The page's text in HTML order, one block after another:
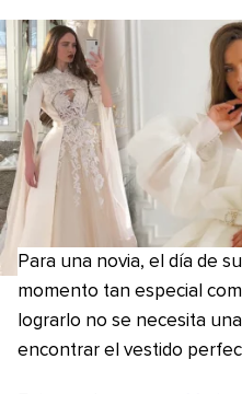
Para una novia, el día de
momento tan especial
lograrlo no se necesita
encontrar el vestido